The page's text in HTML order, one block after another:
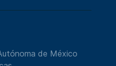
de México